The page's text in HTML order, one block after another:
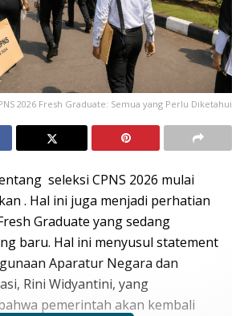
2026 Fresh Graduate: Semua yang Perlu Diketahui
seleksi CPNS 2026 mulai
. Hal ini juga menjadi perhatian
Graduate yang sedang
baru. Hal ini menyusul statement
Aparatur Negara dan
Rini Widyantini, yang
pemerintah akan kembali